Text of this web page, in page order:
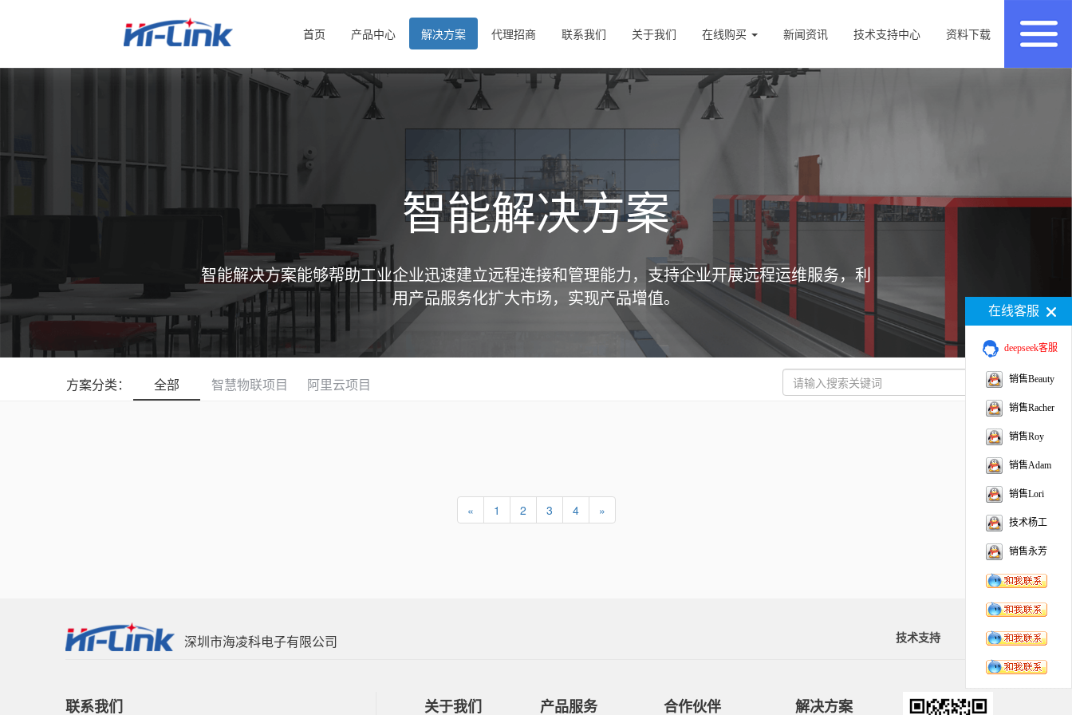
首页 产品中心 解决方案 代理招商 联系我们 关于我们 在线购买 新闻资讯 技术支持中心 资料下载
智能解决方案
智能解决方案能够帮助工业企业迅速建立远程连接和管理能力，支持企业开展远程运维服务，利
用产品服务化扩大市场，实现产品增值。
方案分类： 全部 智慧物联项目 阿里云项目
« 1 2 3 4 »
深圳市海凌科电子有限公司 技术支持 资料下载
联系我们 关于我们 产品服务 合作伙伴 解决方案
在线客服
deepseek客服
销售Beauty
销售Racher
销售Roy
销售Adam
销售Lori
技术杨工
销售永芳